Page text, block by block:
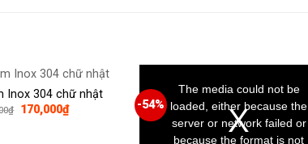
Inox 304 chữ nhật
₫
Giá
170,000₫Giá
hiện
modal
window.
The media could not be
loaded, either because the
server or network failed or
because the format is not
-54%